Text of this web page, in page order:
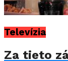
Televízia
Za tieto